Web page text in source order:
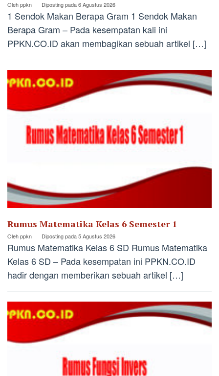
Olehppkn Diposting pada6 Agustus 2026
1 Sendok Makan Berapa Gram 1 Sendok Makan
Berapa Gram – Pada kesempatan kali ini
PPKN.CO.ID akan membagikan sebuah artikel […]
Rumus Matematika Kelas 6 Semester 1
Olehppkn Diposting pada5 Agustus 2026
Rumus Matematika Kelas 6 SD Rumus Matematika
Kelas 6 SD – Pada kesempatan ini PPKN.CO.ID
hadir dengan memberikan sebuah artikel […]